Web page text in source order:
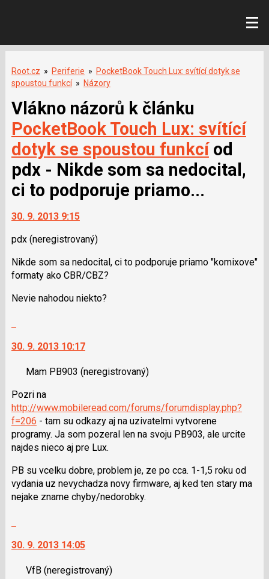
Root.cz » Periferie » PocketBook Touch Lux: svítící dotyk se
spoustou funkcí » Názory
Vlákno názorů k článku
PocketBook Touch Lux: svítící
dotyk se spoustou funkcíod
pdx - Nikde som sa nedocital,
ci to podporuje priamo...
30. 9. 2013 9:15
pdx (neregistrovaný)
Nikde som sa nedocital, ci to podporuje priamo "komixove"
formaty ako CBR/CBZ?
Nevie nahodou niekto?
další
názor.
navigaci
lze
použít
i
klávesy
N
pro
následující
předchozí
názor
30. 9. 2013 10:17
Mam PB903 (neregistrovaný)
Pozri na
http://www.mobileread.com/forums/forumdisplay.php?
f=206 - tam su odkazy aj na uzivatelmi vytvorene
programy. Ja som pozeral len na svoju PB903, ale urcite
najdes nieco aj pre Lux.
PB su vcelku dobre, problem je, ze po cca. 1-1,5 roku od
vydania uz nevychadza novy firmware, aj ked ten stary ma
nejake zname chyby/nedorobky.
další
názor.
30. 9. 2013 14:05
VfB (neregistrovaný)